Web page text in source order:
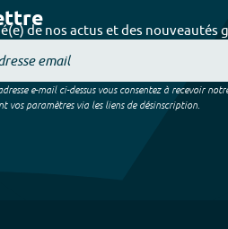
de nos actus et des nouveautés
e-mail ci-dessus vous consentez à recevoir
vos paramètres via les liens de désinscription.